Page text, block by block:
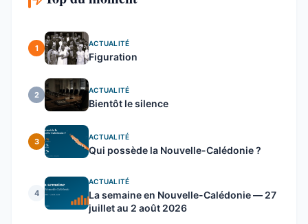
1
ACTUALITÉ
Figuration
2
ACTUALITÉ
Bientôt le silence
3
ACTUALITÉ
Qui possède la Nouvelle-Calédonie ?
4
ACTUALITÉ
La semaine en Nouvelle-Calédonie — 27
juillet au 2 août 2026